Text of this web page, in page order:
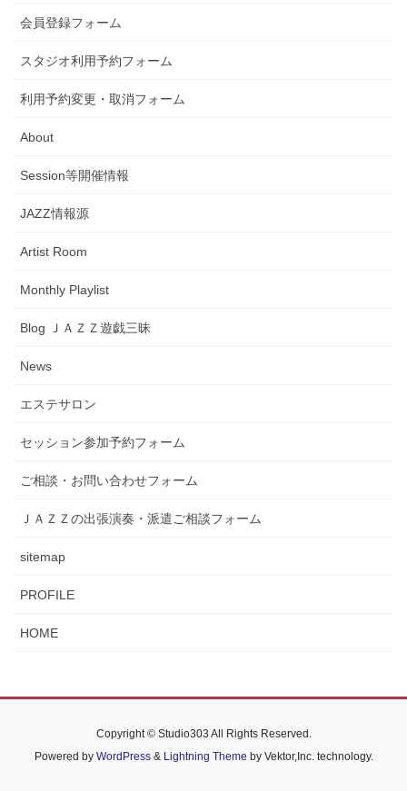
会員登録フォーム
スタジオ利用予約フォーム
利用予約変更・取消フォーム
About
Session等開催情報
JAZZ情報源
Artist Room
Monthly Playlist
Blog ＪＡＺＺ遊戯三昧
News
エステサロン
セッション参加予約フォーム
ご相談・お問い合わせフォーム
ＪＡＺＺの出張演奏・派遣ご相談フォーム
sitemap
PROFILE
HOME
Copyright © Studio303 All Rights Reserved.
Powered by WordPress& Lightning Theme by Vektor,Inc. technology.